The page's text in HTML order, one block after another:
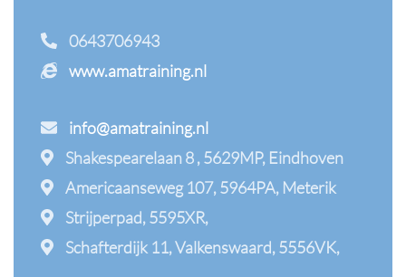
0643706943
www.amatraining.nl
info@amatraining.nl
Shakespearelaan 8 , 5629MP, Eindhoven
Americaanseweg 107, 5964PA, Meterik
Strijperpad, 5595XR,
Schafterdijk 11, Valkenswaard, 5556VK,